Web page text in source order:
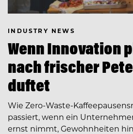
INDUSTRY NEWS
Wenn Innovation
nach frischer
duftet
Wie Zero-Waste-
passiert, wenn ein
ernst nimmt, Gewohnheiten